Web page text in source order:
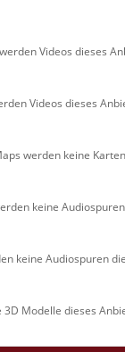
Videos dieses
Videos dieses
werden keine
keine
keine Audiospuren
Modelle dieses